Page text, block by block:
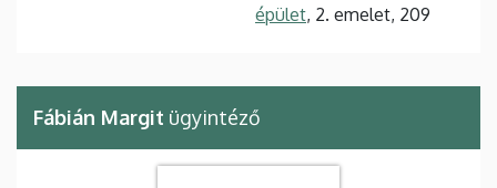
épület, 2. emelet, 209
Fábián Margit ügyintéző